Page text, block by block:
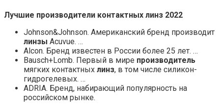
Лучшие производители контактных линз 2022
Johnson&Johnson. Американский бренд производит
линзы Acuvue. …
Alcon. Бренд известен в России более 25 лет. …
Bausch+Lomb. Первый в мире производитель
мягких контактных линз, в том числе силикон-
гидрогелевых. …
ADRIA. Бренд, набирающий популярность на
российском рынке.